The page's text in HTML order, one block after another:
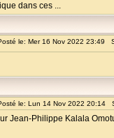
dans ces ...
le: Mer 16 Nov 2022 23:49
le: Lun 14 Nov 2022 20:14
Jean-Philippe Kalala